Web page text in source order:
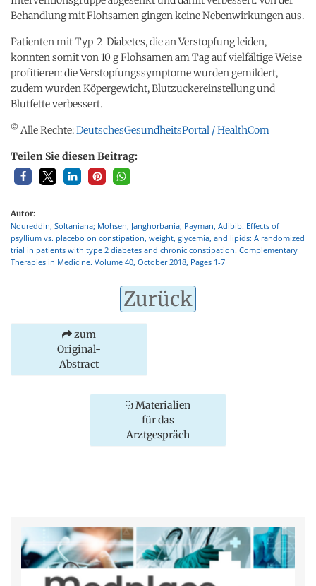
Behandlung mit Flohsamen gingen keine Nebenwirkungen aus.
Patienten mit Typ-2-Diabetes, die an Verstopfung leiden,
konnten somit von 10 g Flohsamen am Tag auf vielfältige Weise
profitieren: die Verstopfungssymptome wurden gemildert,
zudem wurden Köpergewicht, Blutzuckereinstellung und
Blutfette verbessert.
© Alle Rechte:DeutschesGesundheitsPortal / HealthCom
Teilen Sie diesen Beitrag:
Autor:
Noureddin, Soltaniana; Mohsen, Janghorbania; Payman, Adibib. Effects of
psyllium vs. placebo on constipation, weight, glycemia, and lipids: A randomized
trial in patients with type 2 diabetes and chronic constipation. Complementary
Therapies in Medicine. Volume 40, October 2018, Pages 1-7
Zurück
zum
Original-
Abstract
Materialien
für das
Arztgespräch